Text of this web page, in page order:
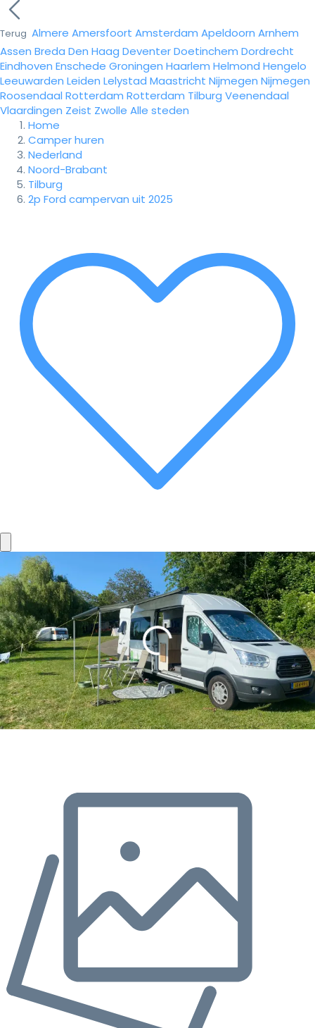
Terug Almere Amersfoort Amsterdam Apeldoorn Arnhem
Assen Breda Den Haag DeventerDoetinchem Dordrecht
Eindhoven Enschede Groningen Haarlem Helmond Hengelo
Leeuwarden Leiden Lelystad Maastricht Nijmegen Nijmegen
Roosendaal Rotterdam Rotterdam Tilburg Veenendaal
Vlaardingen Zeist Zwolle Alle steden
Home
Camper huren
Nederland
Noord-Brabant
Tilburg
2p Ford campervan uit 2025